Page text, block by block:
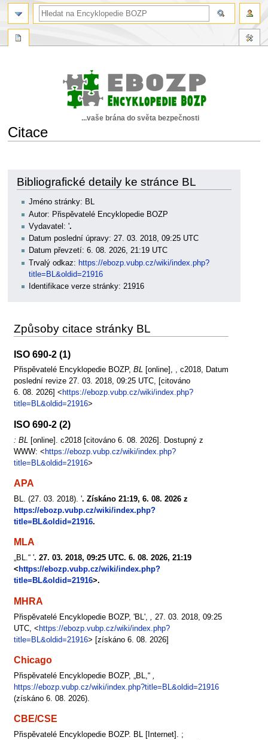
...vaše brána do světa bezpečnosti
Citace
navigaci
vyhledávání
Bibliografické detaily ke stránce BL
Jméno stránky: BL
Autor: Přispěvatelé Encyklopedie BOZP
Vydavatel: '.
Datum poslední úpravy: 27. 03. 2018, 09:25 UTC
Datum převzetí: 6. 08. 2026, 21:19 UTC
Trvalý odkaz: https://ebozp.vubp.cz/wiki/index.php?
title=BL&oldid=21916
Identifikace verze stránky: 21916
Způsoby citace stránky BL
ISO 690-2 (1)
Přispěvatelé Encyklopedie BOZP, BL[online], , c2018, Datum
poslední revize 27. 03. 2018, 09:25 UTC, [citováno
6. 08. 2026] < https://ebozp.vubp.cz/wiki/index.php?
title=BL&oldid=21916>
ISO 690-2 (2)
: BL
[online]. c2018 [citováno 6. 08. 2026]. Dostupný z
WWW: < https://ebozp.vubp.cz/wiki/index.php?
title=BL&oldid=21916>
APA
BL. (27. 03. 2018). '. Získáno 21:19, 6. 08. 2026 z
https://ebozp.vubp.cz/wiki/index.php?
title=BL&oldid=21916.
MLA
„BL.“ '. 27. 03. 2018, 09:25 UTC. 6. 08. 2026, 21:19
< https://ebozp.vubp.cz/wiki/index.php?
title=BL&oldid=21916>.
MHRA
Přispěvatelé Encyklopedie BOZP, 'BL',
27. 03. 2018, 09:25
UTC, < https://ebozp.vubp.cz/wiki/index.php?
title=BL&oldid=21916> [získáno 6. 08. 2026]
Chicago
Přispěvatelé Encyklopedie BOZP, „BL,“ ,
https://ebozp.vubp.cz/wiki/index.php?title=BL&oldid=21916
(získáno 6. 08. 2026).
CBE/CSE
Přispěvatelé Encyklopedie BOZP. BL [Internet]. ;